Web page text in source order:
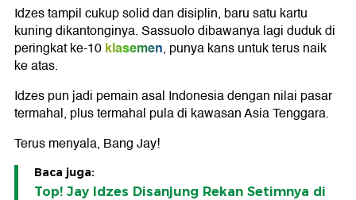
Idzes tampil cukup solid dan disiplin, baru satu kartu
kuning dikantonginya. Sassuolo dibawanya lagi duduk di
peringkat ke-10klasemen, punya kans untuk terus naik
ke atas.
Idzes pun jadi pemain asal Indonesia dengan nilai pasar
termahal, plus termahal pula di kawasan Asia Tenggara.
Terus menyala, Bang Jay!
Baca juga:
Top! Jay Idzes Disanjung Rekan Setimnya di